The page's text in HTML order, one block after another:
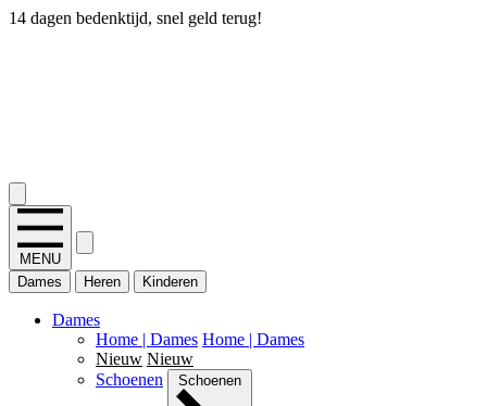
14 dagen bedenktijd, snel geld terug!
MENU
Dames
Heren Kinderen
Dames
Home | Dames Home | Dames
Nieuw Nieuw
Schoenen
Schoenen